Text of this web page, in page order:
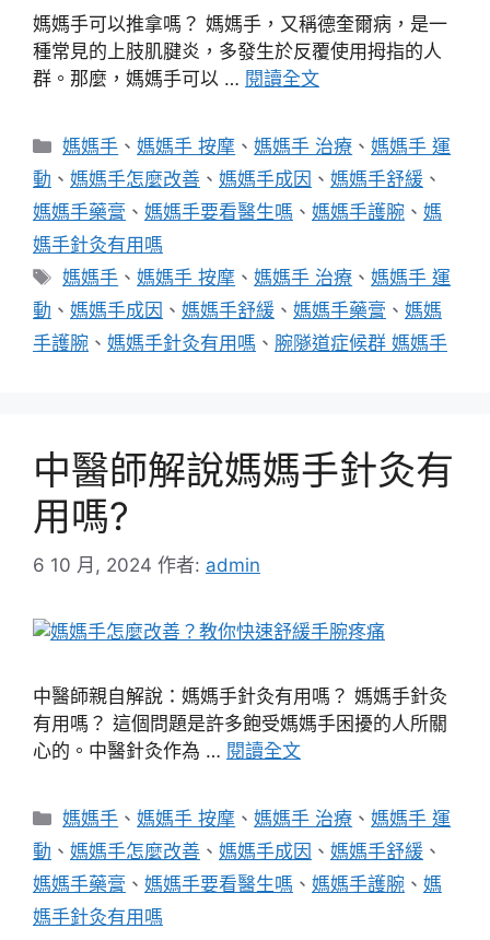
媽媽手可以推拿嗎？ 媽媽手，又稱德奎爾病，是一
種常見的上肢肌腱炎，多發生於反覆使用拇指的人
群。那麼，媽媽手可以 … 閱讀全文
分
類
媽媽手 、媽媽手 按摩 、媽媽手 治療 、媽媽手 運
動 、 媽媽手怎麼改善 、 媽媽手成因 、 媽媽手舒緩 、
媽媽手藥膏 、 媽媽手要看醫生嗎 、 媽媽手護腕 、 媽
媽手針灸有用嗎
標
籤
媽媽手 、媽媽手 按摩 、媽媽手 治療 、媽媽手 運
動 、 媽媽手成因 、 媽媽手舒緩 、 媽媽手藥膏 、 媽媽
手護腕 、 媽媽手針灸有用嗎 、 腕隧道症候群 媽媽手
中醫師解說媽媽手針灸有
用嗎?
6 10 月, 2024 作者: admin
中醫師親自解說：媽媽手針灸有用嗎？ 媽媽手針灸
有用嗎？ 這個問題是許多飽受媽媽手困擾的人所關
心的。中醫針灸作為 … 閱讀全文
分
類
媽媽手 、媽媽手 按摩 、媽媽手 治療 、媽媽手 運
動 、 媽媽手怎麼改善 、 媽媽手成因 、 媽媽手舒緩 、
媽媽手藥膏 、 媽媽手要看醫生嗎 、 媽媽手護腕 、 媽
媽手針灸有用嗎